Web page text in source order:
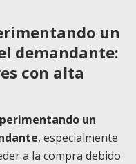
un
demandante:
con alta
un
, especialmente
a la compra debido